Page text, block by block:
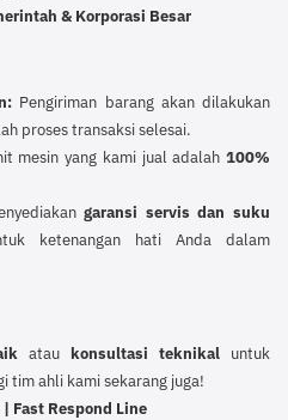
& Korporasi Besar
Pengiriman barang akan dilakukan
proses transaksi selesai.
mesin yang kami jual adalah100%
garansi servis dan suku
ketenangan hati Anda dalam
atau konsultasi teknikal untuk
tim ahli kami sekarang juga!
Fast Respond Line